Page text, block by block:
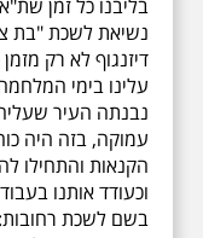
בליבנו כל זמן
נשיאת לשכת "בת
דיזנגוף לא רק
עלינו בימי
נבנתה העיר
עמוקה, בזה היה
הקנאות והתחילו
וכעודד אותנו
בשם לשכת